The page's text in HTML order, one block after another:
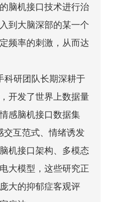
脑机接口技术进行治
到大脑深部的某一个
频率的刺激，从而达
科研团队长期深耕于
开发了世界上数据量
感脑机接口数据集
交互范式、情绪诱发
机接口架构、多模态
大模型，这些研究正
大的抑郁症客观评